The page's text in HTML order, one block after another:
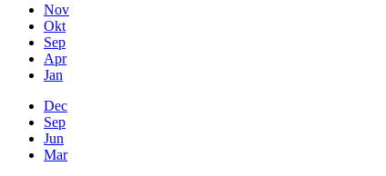
Nov
Okt
Sep
Apr
Jan
Dec
Sep
Jun
Mar